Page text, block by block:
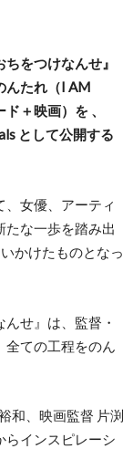
をつけなんせ』
んたれ（I AM
＋映画）を 、
として公開する
女優、アーティ
たな一歩を踏み出
かけたものとなっ
せ』は、監督・
全ての工程をのん
和、映画監督 片渕
らインスピレーシ